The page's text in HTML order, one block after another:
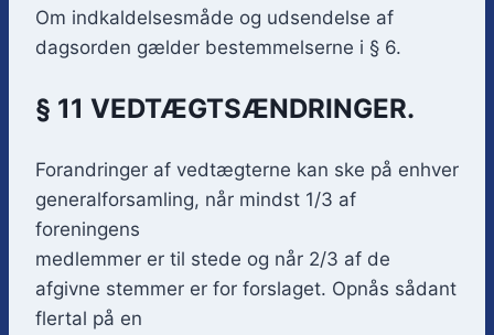
Om indkaldelsesmåde og udsendelse af
dagsorden gælder bestemmelserne i § 6.
§ 11 VEDTÆGTSÆNDRINGER.
Forandringer af vedtægterne kan ske på enhver
generalforsamling, når mindst 1/3 af
foreningens
medlemmer er til stede og når 2/3 af de
afgivne stemmer er for forslaget. Opnås sådant
flertal på en